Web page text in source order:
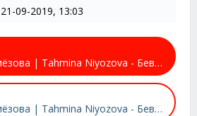
21-09-2019, 13:03
Тахмина Ниёзова | Tahmina Niyozova - Бевафо | Bevafo
Тахмина Ниёзова | Tahmina Niyozova - Бевафо | Bevafo